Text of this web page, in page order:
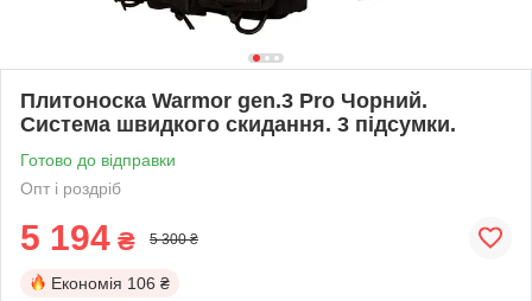
Плитоноска Warmor gen.3 Pro Чорний.
Сиcтема швидкого скидання. 3 підсумки.
Готово до відправки
Опт і роздріб
5 194 ₴ 5 300 ₴
Економія 106 ₴